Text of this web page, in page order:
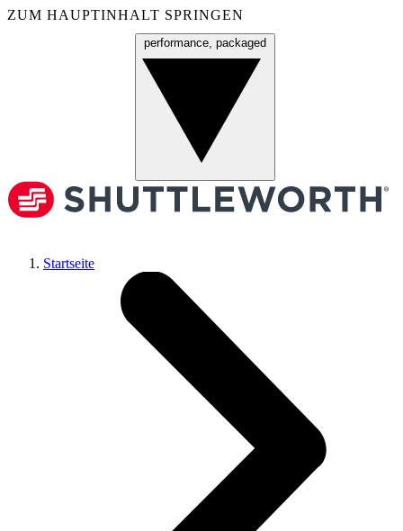
ZUM HAUPTINHALT SPRINGEN
performance, packaged
Startseite